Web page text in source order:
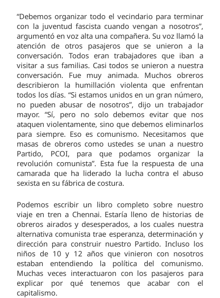
“Debemos organizar todo el vecindario para terminar
con la juventud fascista cuando vengan a nosotros”,
argumentó en voz alta una compañera. Su voz llamó la
atención de otros pasajeros que se unieron a la
conversación. Todos eran trabajadores que iban a
visitar a sus familias. Casi todos se unieron a nuestra
conversación. Fue muy animada. Muchos obreros
describieron la humillación violenta que enfrentan
todos los días. “Si estamos unidos en un gran número,
no pueden abusar de nosotros”, dijo un trabajador
mayor. “Sí, pero no solo debemos evitar que nos
ataquen violentamente, sino que debemos eliminarlos
para siempre. Eso es comunismo. Necesitamos que
masas de obreros como ustedes se unan a nuestro
Partido, PCOI, para que podamos organizar la
revolución comunista”. Esta fue la respuesta de una
camarada que ha liderado la lucha contra el abuso
sexista en su fábrica de costura.
Podemos escribir un libro completo sobre nuestro
viaje en tren a Chennai. Estaría lleno de historias de
obreros airados y desesperados, a los cuales nuestra
alternativa comunista trae esperanza, determinación y
dirección para construir nuestro Partido. Incluso los
niños de 10 y 12 años que vinieron con nosotros
estaban entendiendo la política del comunismo.
Muchas veces interactuaron con los pasajeros para
explicar por qué tenemos que acabar con el
capitalismo.